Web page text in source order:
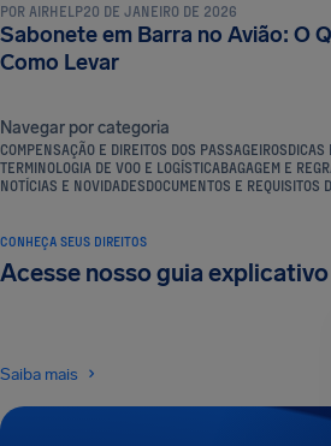
POR AIRHELP20 DE JANEIRO DE 2026
Sabonete em Barra no Avião: O
Como Levar
Navegar por categoria
COMPENSAÇÃO E DIREITOS DOS PASSAGEIROSDICAS
TERMINOLOGIA DE VOO E LOGÍSTICABAGAGEM E
NOTÍCIAS E NOVIDADESDOCUMENTOS E REQUISITOS
CONHEÇA SEUS DIREITOS
Acesse nosso guia explicativo
Saiba mais